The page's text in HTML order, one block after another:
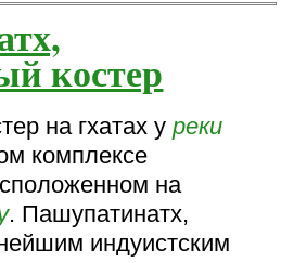
костер
на гхатах уреки
комплексе
на
. Пашупатинатх,
индуистским